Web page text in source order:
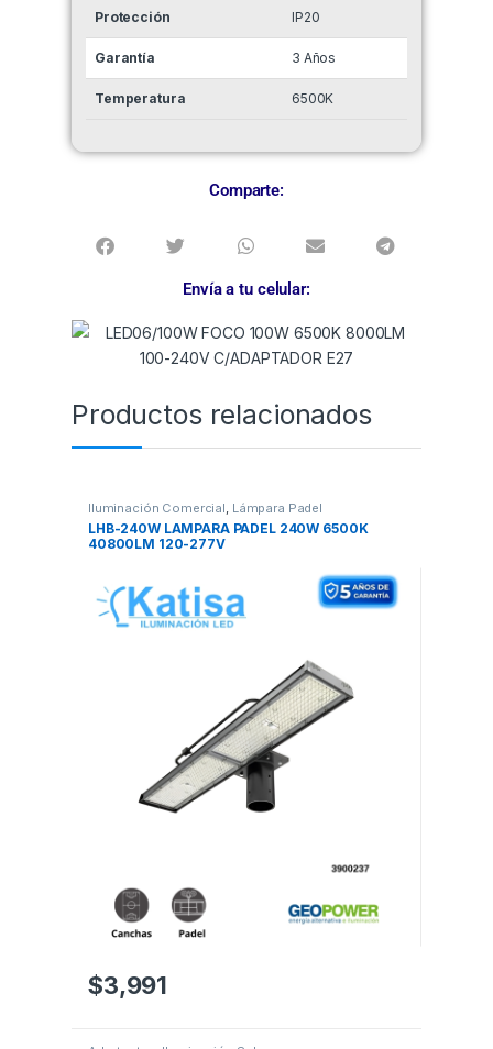
Protección IP20
Garantía 3 Años
Temperatura 6500K
Comparte:
Envía a tu celular:
Productos relacionados
Iluminación Comercial, Lámpara Padel
LHB-240W LAMPARA PADEL 240W 6500K
40800LM 120-277V
$3,991